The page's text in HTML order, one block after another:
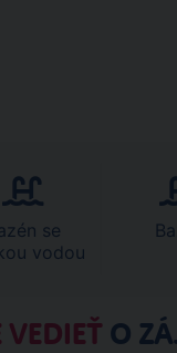
se
vodou
VEDIEŤ O